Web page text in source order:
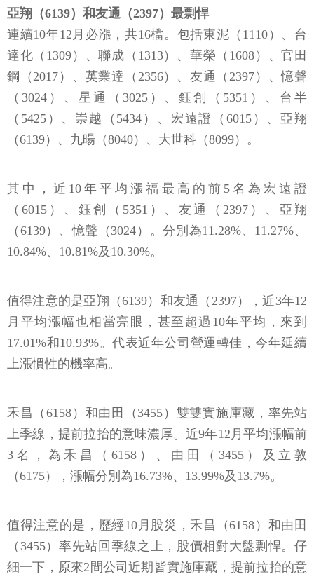
亞翔（6139）和友通（2397）最剽悍
連續10年12月必漲，共16檔。包括東泥（1110）、台
達化（1309）、聯成（1313）、華榮（1608）、官田
鋼（2017）、英業達（2356）、友通（2397）、憶聲
（3024）、星通（3025）、鈺創（5351）、台半
（5425）、崇越（5434）、宏遠證（6015）、亞翔
（6139）、九暘（8040）、大世科（8099）。
其中，近10年平均漲福最高的前5名為宏遠證
（6015）、鈺創（5351）、友通（2397）、亞翔
（6139）、憶聲（3024）。分別為11.28%、11.27%、
10.84%、10.81%及10.30%。
值得注意的是亞翔（6139）和友通（2397），近3年12
月平均漲幅也相當亮眼，甚至超過10年平均，來到
17.01%和10.93%。代表近年公司營運轉佳，今年延續
上漲慣性的機率高。
禾昌（6158）和由田（3455）雙雙實施庫藏，率先站
上季線，提前拉抬的意味濃厚。近9年12月平均漲幅前
3名，為禾昌（6158）、由田（3455）及立敦
（6175），漲幅分別為16.73%、13.99%及13.7%。
值得注意的是，歷經10月股災，禾昌（6158）和由田
（3455）率先站回季線之上，股價相對大盤剽悍。仔
細一下，原來2間公司近期皆實施庫藏，提前拉抬的意